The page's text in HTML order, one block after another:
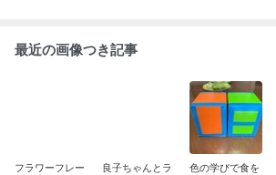
最近の画像つき記事
フラワーフレー
良子ちゃんとラ
色の学びで食を